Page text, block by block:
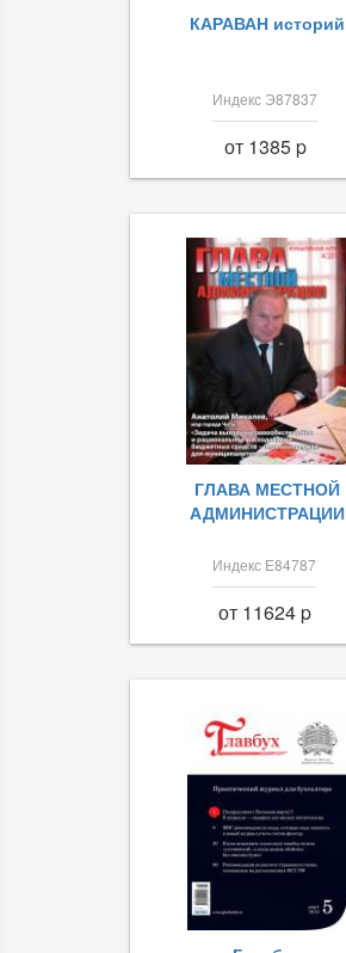
КАРАВАН историй
Индекс Э87837
от 1385 p
ГЛАВА МЕСТНОЙ
АДМИНИСТРАЦИИ
Индекс Е84787
от 11624 p